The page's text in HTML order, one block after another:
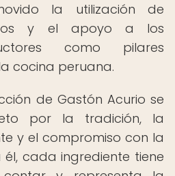
la utilización de
y el apoyo a los
como pilares
cocina peruana.
de Gastón Acurio se
por la tradición, la
y el compromiso con la
él, cada ingrediente tiene